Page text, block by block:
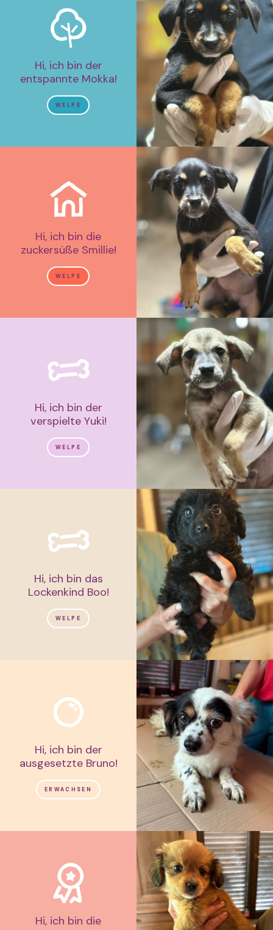
Hi, ich bin der
entspannte Mokka!
WELPE
Hi, ich bin die
zuckersüße Smillie!
WELPE
Hi, ich bin der
verspielte Yuki!
WELPE
Hi, ich bin das
Lockenkind Boo!
WELPE
Hi, ich bin der
ausgesetzte Bruno!
ERWACHSEN
Hi, ich bin die